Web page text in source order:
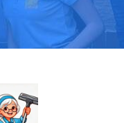
en nosotros